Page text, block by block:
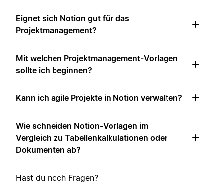
Eignet sich Notion gut für das
Projektmanagement?
Mit welchen Projektmanagement-Vorlagen
sollte ich beginnen?
Kann ich agile Projekte in Notion verwalten?
Wie schneiden Notion-Vorlagen im
Vergleich zu Tabellenkalkulationen oder
Dokumenten ab?
Hast du noch Fragen?